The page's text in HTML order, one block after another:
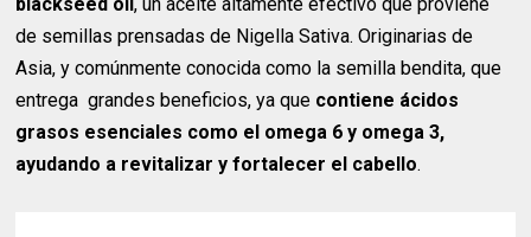
de semillas prensadas de Nigella Sativa. Originarias de
Asia, y comúnmente conocida como la semilla bendita, que
entrega grandes beneficios, ya que contiene ácidos
grasos esenciales como el omega 6 y omega 3,
ayudando a revitalizar y fortalecer el cabello.